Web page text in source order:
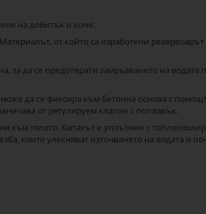
на добитък и коне.
от който са изработени
да се предотврати замръзването на водата
да се фиксира към бетонна основа с
от регулируем клапан с поплавък.
към тялото. Капакът е уплътнен с
които улесняват източването на водата и